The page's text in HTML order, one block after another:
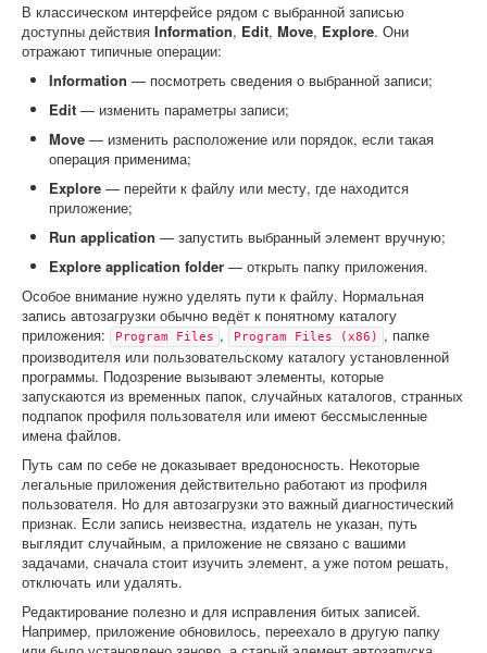
В классическом интерфейсе рядом с выбранной записью
доступны действия Information, Edit, Move, Explore. Они
отражают типичные операции:
Information — посмотреть сведения о выбранной записи;
Edit — изменить параметры записи;
Move — изменить расположение или порядок, если такая
операция применима;
Explore — перейти к файлу или месту, где находится
приложение;
Run application — запустить выбранный элемент вручную;
Explore application folder — открыть папку приложения.
Особое внимание нужно уделять пути к файлу. Нормальная
запись автозагрузки обычно ведёт к понятному каталогу
приложения:
Program Files , Program Files (x86)
, папке
производителя или пользовательскому каталогу установленной
программы. Подозрение вызывают элементы, которые
запускаются из временных папок, случайных каталогов, странных
подпапок профиля пользователя или имеют бессмысленные
имена файлов.
Путь сам по себе не доказывает вредоносность. Некоторые
легальные приложения действительно работают из профиля
пользователя. Но для автозагрузки это важный диагностический
признак. Если запись неизвестна, издатель не указан, путь
выглядит случайным, а приложение не связано с вашими
задачами, сначала стоит изучить элемент, а уже потом решать,
отключать или удалять.
Редактирование полезно и для исправления битых записей.
Например, приложение обновилось, переехало в другую папку